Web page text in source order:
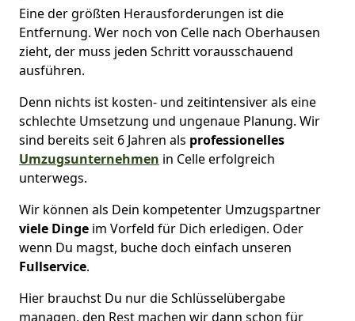
Eine der größten Herausforderungen ist die
Entfernung. Wer noch von Celle nach Oberhausen
zieht, der muss jeden Schritt vorausschauend
ausführen.
Denn nichts ist kosten- und zeitintensiver als eine
schlechte Umsetzung und ungenaue Planung. Wir
sind bereits seit 6 Jahren als professionelles
Umzugsunternehmen in Celle erfolgreich
unterwegs.
Wir können als Dein kompetenter Umzugspartner
viele Dinge im Vorfeld für Dich erledigen. Oder
wenn Du magst, buche doch einfach unseren
Fullservice.
Hier brauchst Du nur die Schlüsselübergabe
managen, den Rest machen wir dann schon für